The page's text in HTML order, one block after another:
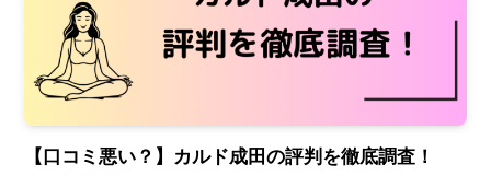
【口コミ悪い？】カルド成田の評判を徹底調査！